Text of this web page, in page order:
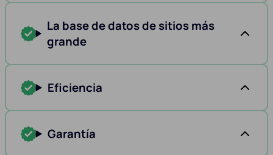
La base de datos de sitios más
grande
Eficiencia
Garantía